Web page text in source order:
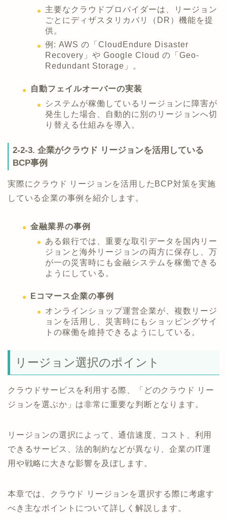
主要なクラウドプロバイダーは、リージョン
ごとにディザスタリカバリ（DR）機能を提
供。
例: AWS の「CloudEndure Disaster
Recovery」や Google Cloud の「Geo-
Redundant Storage」。
自動フェイルオーバーの実装
システムが稼働しているリージョンに障害が
発生した場合、自動的に別のリージョンへ切
り替える仕組みを導入。
2-2-3. 企業がクラウド リージョンを活用している
BCP事例
実際にクラウド リージョンを活用したBCP対策を実施
している企業の事例を紹介します。
金融業界の事例
ある銀行では、重要な取引データを国内リー
ジョンと海外リージョンの両方に保存し、万
が一の災害時にも金融システムを稼働できる
ようにしている。
Eコマース企業の事例
オンラインショップ運営企業が、複数リージ
ョンを活用し、災害時にもショッピングサイ
トの稼働を維持できるようにしている。
リージョン選択のポイント
クラウドサービスを利用する際、「どのクラウド リー
ジョンを選ぶか」は非常に重要な判断となります。
リージョンの選択によって、通信速度、コスト、利用
できるサービス、法的制約などが異なり、企業のIT運
用や戦略に大きな影響を及ぼします。
本章では、クラウド リージョンを選択する際に考慮す
べき主なポイントについて詳しく解説します。